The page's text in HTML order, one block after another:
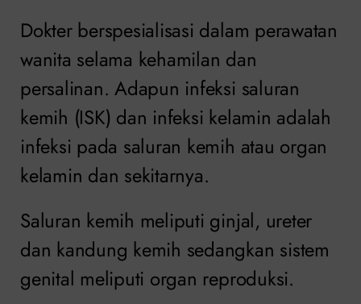
Dokter berspesialisasi dalam perawatan
wanita selama kehamilan dan
persalinan. Adapun infeksi saluran
kemih (ISK) dan infeksi kelamin adalah
infeksi pada saluran kemih atau organ
kelamin dan sekitarnya.
Saluran kemih meliputi ginjal, ureter
dan kandung kemih sedangkan sistem
genital meliputi organ reproduksi.